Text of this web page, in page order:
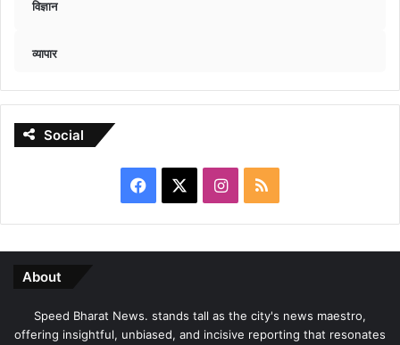
विज्ञान
व्यापार
Social
Facebook Instagram
RSS
About
Speed Bharat News. stands tall as the city's news maestro,
offering insightful, unbiased, and incisive reporting that resonates